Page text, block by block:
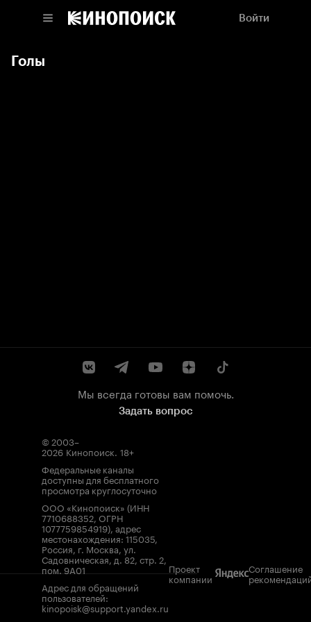
Войти
Голы
Мы всегда готовы вам помочь.
Задать вопрос
© 2003–
2026 Кинопоиск. 18+
Федеральные каналы
доступны для бесплатного
просмотра круглосуточно
ООО «Кинопоиск» (ИНН
7710688352, ОГРН
1077759854919), адрес
местонахождения: 115035,
Россия, г. Москва, ул.
Садовническая, д. 82, стр. 2,
пом. 9А01
Адрес для обращений
пользователей:
kinopoisk@support.yandex.ru
Проект
компании
Соглашение